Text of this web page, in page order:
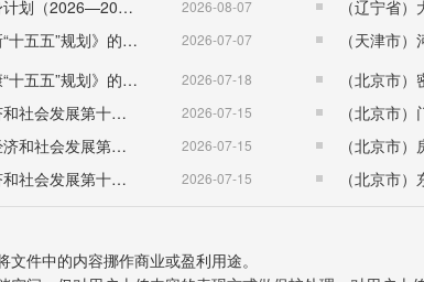
库，泰福安养中心项目被确定为省服务业重大载体
电商产业蓬勃发展，年交易额达到3.7亿元;新建镇
商务进农村综合示范县和山东省淘宝直播“村播”试
张。成功举办第二届山东聊城(莘县)瓜菜菌博览
进一步扩大。
化。高标准编制高铁新城概念性规划及城市设计
片区整治规划。深入开展“城市建设提速年”活动
路西段建成通车。完成徒骇河城区段湿地生态修复
付使用，全县拆除房屋5万平方米，新开工建设安
国务院关于印发《全民健身计划（2026—2030年）》的通知 （国发〔2026〕26号） 2026-08-07
国务院关于印发《城市更新“十五五”规划》的通知（国发〔2026〕12号） 2026-07-07
国务院关于印发《国民健康“十五五”规划》的通知 （国发〔2026〕23号） 2026-07-18
（福建省）福州市国民经济和社会发展第十五个五年规划纲要 2026-07-15
（河南省）平顶山市国民经济和社会发展第十五个五年规划纲要 2026-07-15
（河南省）洛阳市国民经济和社会发展第十五个五年规划纲要 2026-07-15
件中的内容挪作商业或盈利用途。